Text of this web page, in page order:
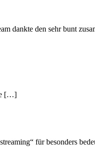
dankte den sehr bunt
[…]
für besonders